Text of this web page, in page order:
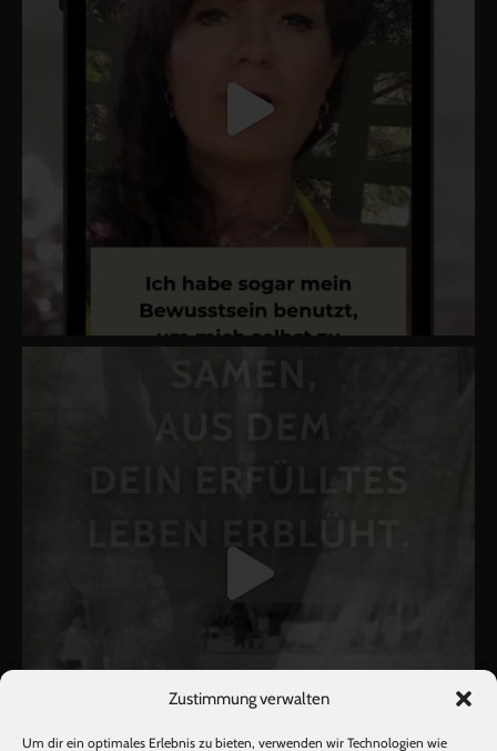
Zustimmung verwalten
Um dir ein optimales Erlebnis zu bieten, verwenden wir Technologien wie